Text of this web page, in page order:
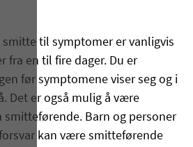
til symptomer er vanligvis
fra en til fire dager. Du er
før symptomene viser seg og i
Det er også mulig å være
smitteførende. Barn og personer
kan være smitteførende